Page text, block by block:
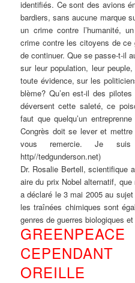
iden­ti­fiés. Ce sont des avi­ons
bar­diers, sans aucu­ne mar­que
un crime cont­re l’humanité,
crime cont­re les citoy­ens de
de con­tin­uer. Que se pas­se-t-il
sur leur popu­la­ti­on, leur
tou­te évi­dence, sur les
blè­me? Qu’en est-il des
déver­sent cet­te sale­té, ce
faut que quelqu’un
Con­grès doit se lever et
vous remer­cie. Je
http//tedgunderson.net)
Dr. Rosa­lie Ber­tell, sci­en­ti­fi­que
ai­re du prix Nobel alter­na­tif,
a décla­ré le 3 mai 2005 au
les traî­nées chi­mi­ques sont
gen­res de guer­res bio­lo­gi­ques
OREILLE